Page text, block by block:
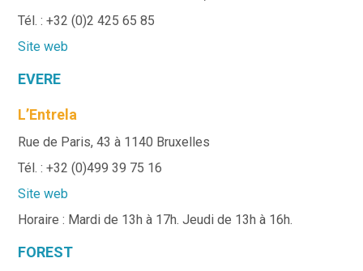
Tél. : +32 (0)2 425 65 85
Site web
EVERE
L’Entrela
Rue de Paris, 43 à 1140 Bruxelles
Tél. : +32 (0)499 39 75 16
Site web
Horaire : Mardi de 13h à 17h. Jeudi de 13h à 16h.
FOREST